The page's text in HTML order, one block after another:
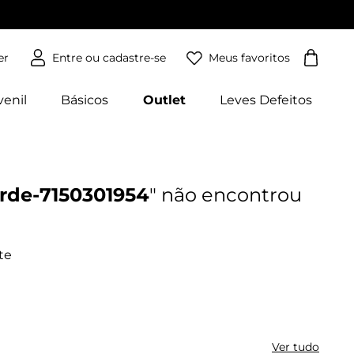
Meus favoritos
Básicos Outlet Leves Defeitos
7150301954
Ver tudo